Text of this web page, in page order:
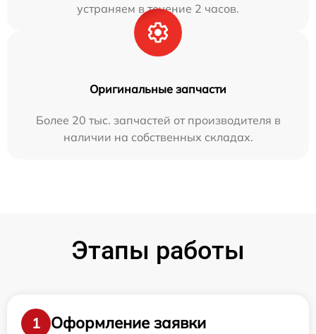
устраняем в течение 2 часов.
Оригинальные запчасти
Более 20 тыс. запчастей от производителя в
наличии на собственных складах.
Этапы работы
1
Оформление заявки